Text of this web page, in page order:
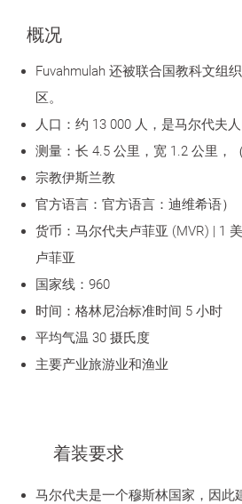
概况
Fuvahmulah 还被联合国教科文组
区。
人口：约 13 000 人，是马尔代夫
测量：长 4.5 公里，宽 1.2 公里，
宗教伊斯兰教
官方语言：官方语言：迪维希语）
货币：马尔代夫卢菲亚 (MVR) | 1
卢菲亚
国家线：960
时间：格林尼治标准时间 5 小时
平均气温 30 摄氏度
主要产业旅游业和渔业
着装要求
马尔代夫是一个穆斯林国家，因此